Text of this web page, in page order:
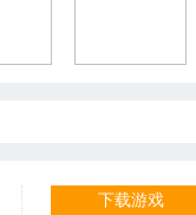
下载游戏